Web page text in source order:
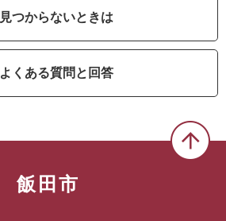
見つからないときは
よくある質問と回答
飯田市